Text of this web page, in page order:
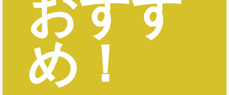
め！